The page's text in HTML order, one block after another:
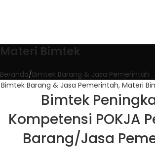
Materi Bimtek
Beranda Bimtek Barang & Jasa Pemerintah
Bimtek Barang & Jasa Pemerintah, Materi
Bimtek
Kompetensi POKJA
Barang/Jasa